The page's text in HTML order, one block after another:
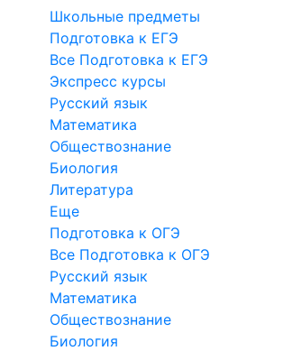
Школьные предметы
Подготовка к ЕГЭ
Все Подготовка к ЕГЭ
Экспресс курсы
Русский язык
Математика
Обществознание
Биология
Литература
Еще
Подготовка к ОГЭ
Все Подготовка к ОГЭ
Русский язык
Математика
Обществознание
Биология